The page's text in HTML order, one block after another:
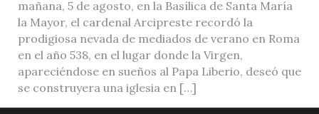
mañana, 5 de agosto, en la Basílica de Santa María
la Mayor, el cardenal Arcipreste recordó la
prodigiosa nevada de mediados de verano en Roma
en el año 538, en el lugar donde la Virgen,
apareciéndose en sueños al Papa Liberio, deseó que
se construyera una iglesia en […]